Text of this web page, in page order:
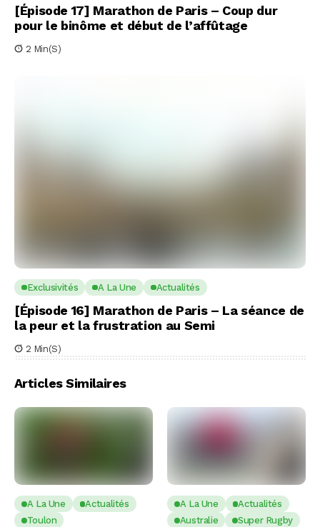
[Épisode 17] Marathon de Paris – Coup dur
pour le binôme et début de l’affûtage
2 Min(s)
Exclusivités A La Une Actualités
[Épisode 16] Marathon de Paris – La séance de
la peur et la frustration au Semi
2 Min(s)
Articles Similaires
A La Une
Actualités
Toulon
A La Une
Actualités
Australie
Super Rugby